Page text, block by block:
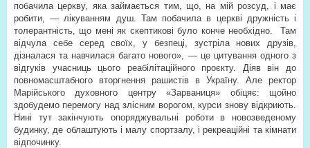
побачила церкву, яка займається тим, що, на мій розсуд, і має
робити, — лікуванням душ. Там побачила в церкві дружність і
толерантність, що мені як скептикові було конче необхідно.
Там
відчула себе серед своїх, у безпеці, зустріла нових друзів,
дізналася та навчилася багато нового», — це цитування одного з
відгуків учасниць цього реабілітаційного проєкту. Діяв він до
повномасштабного вторгнення рашистів в Україну. Але ректор
Марійського духовного центру «Зарваниця» обіцяє: щойно
здобудемо перемогу над злісним ворогом, курси знову відкриють.
Нині тут закінчують опоряджувальні роботи в новозведеному
будинку, де облаштують і малу спортзалу, і рекреаційні та кімнати
відпочинку.